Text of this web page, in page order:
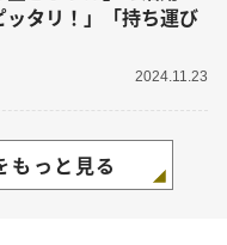
タリ！」「持ち運び
2024.11.23
もっと見る